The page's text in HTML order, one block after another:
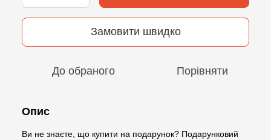
Замовити швидко
До обраного Порівняти
Опис
Ви не знаєте, що купити на подарунок? Подарунковий